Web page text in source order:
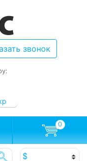
звонок
0